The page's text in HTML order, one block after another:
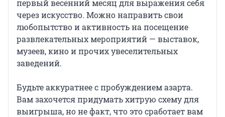
первый весенний месяц для выражения себя
через искусство. Можно направить свои
любопытство и активность на посещение
развлекательных мероприятий — выставок,
музеев, кино и прочих увеселительных
заведений.
Будьте аккуратнее с пробуждением азарта.
Вам захочется придумать хитрую схему для
выигрыша, но не факт, что это сработает вам